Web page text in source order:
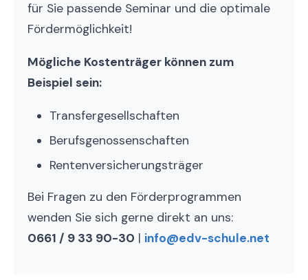
für Sie passende Seminar und die optimale
Fördermöglichkeit!
Mögliche Kostenträger können zum
Beispiel sein:
Transfergesellschaften
Berufsgenossenschaften
Rentenversicherungsträger
Bei Fragen zu den Förderprogrammen
wenden Sie sich gerne direkt an uns:
0661 / 9 33 90-30 | info@edv-schule.net